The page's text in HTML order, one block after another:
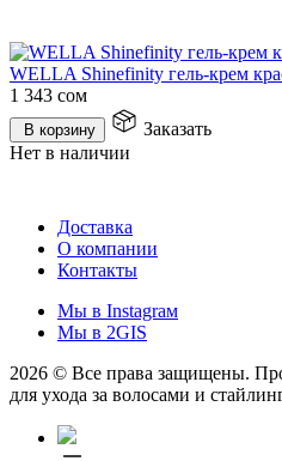
WELLA Shinefinity гель-крем
1 343 сом
В корзину
Заказать
Нет в наличии
Доставка
О компании
Контакты
Мы в Instagraм
Мы в 2GIS
2026 © Все права защищены.
для ухода за волосами и